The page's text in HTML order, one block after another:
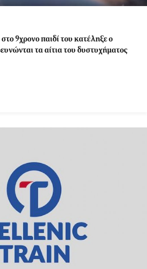
9χρονο παιδί του κατέληξε ο
τα αίτια του δυστυχήματος